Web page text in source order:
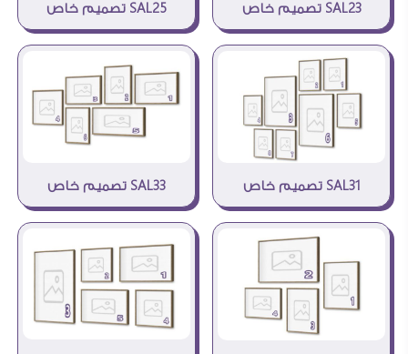
SAL23 تصميم خاص SAL25 تصميم خاص
SAL31 تصميم خاص SAL33 تصميم خاص